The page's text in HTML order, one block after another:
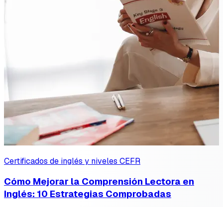
Certificados de inglés y niveles CEFR
Cómo Mejorar la Comprensión Lectora en
Inglés: 10 Estrategias Comprobadas